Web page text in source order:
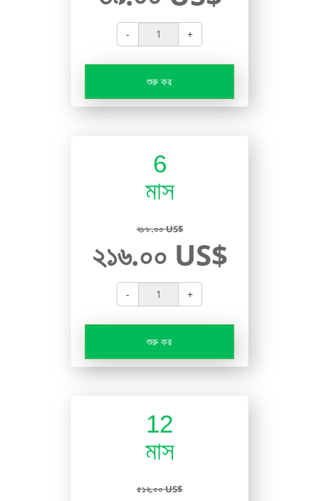
- +
শুরু কর
6
মাস
২৮৮.০০ US$
২১৬.০০ US$
- +
শুরু কর
12
মাস
৫১২.০০ US$